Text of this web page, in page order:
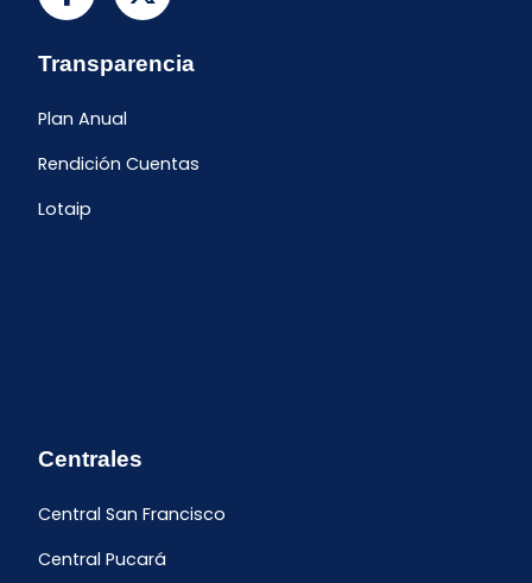
Transparencia
Plan Anual
Rendición Cuentas
Lotaip
Centrales
Central San Francisco
Central Pucará